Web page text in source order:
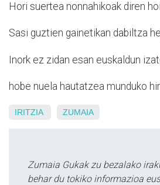
Hori suertea nonnahikoak diren
Sasi guztien gainetikan dabiltza
Inork ez zidan esan euskaldun
hobe nuela hautatzea munduko
IRITZIA ZUMAIA
Zumaia Gukak zu bezalako
behar du tokiko informazioa